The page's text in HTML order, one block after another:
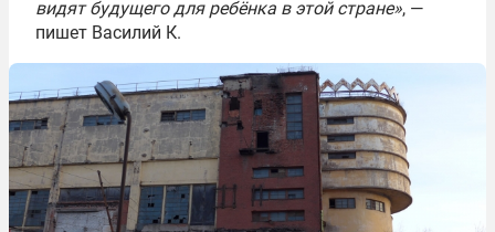
видят будущего для ребёнка в этой стране», —
пишет Василий К.